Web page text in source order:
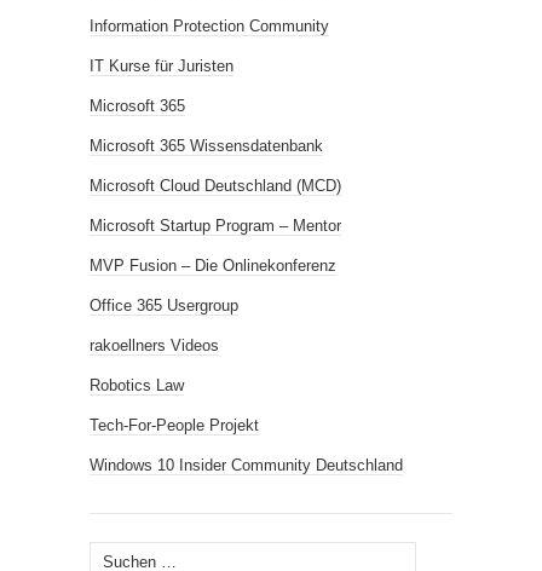
Information Protection Community
IT Kurse für Juristen
Microsoft 365
Microsoft 365 Wissensdatenbank
Microsoft Cloud Deutschland (MCD)
Microsoft Startup Program – Mentor
MVP Fusion – Die Onlinekonferenz
Office 365 Usergroup
rakoellners Videos
Robotics Law
Tech-For-People Projekt
Windows 10 Insider Community Deutschland
Suchen